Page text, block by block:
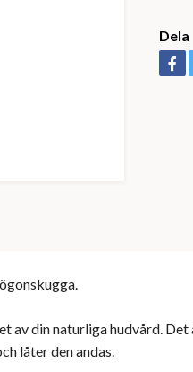
Dela
av din naturliga hudvård.
låter den andas.